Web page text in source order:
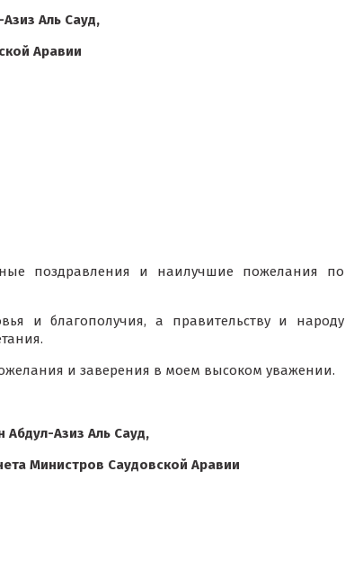
Аль Сауд,
Аравии
поздравления и наилучшие пожелания по
и благополучия, а правительству и народу
и заверения в моем высоком уважении.
Азиз Аль Сауд,
Министров Саудовской Аравии